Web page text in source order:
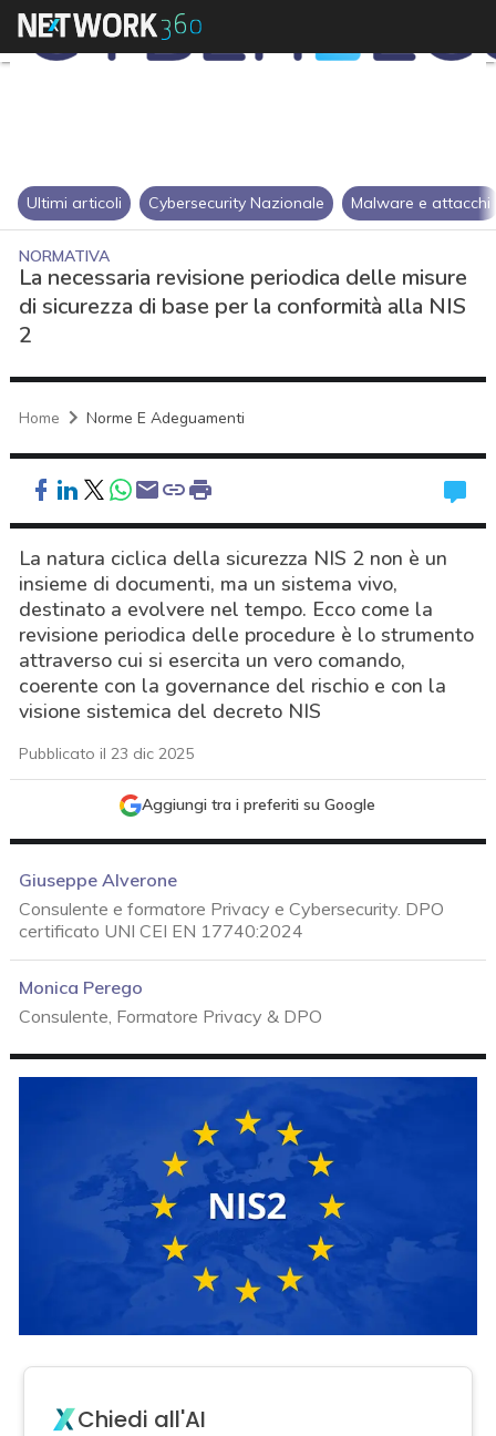
Ultimi articoli Cybersecurity Nazionale Malware e attacchi
NORMATIVA
La necessaria revisione periodica delle misure
di sicurezza di base per la conformità alla NIS
2
Home Norme E Adeguamenti
La natura ciclica della sicurezza NIS 2 non è un
insieme di documenti, ma un sistema vivo,
destinato a evolvere nel tempo. Ecco come la
revisione periodica delle procedure è lo strumento
attraverso cui si esercita un vero comando,
coerente con la governance del rischio e con la
visione sistemica del decreto NIS
Pubblicato il 23 dic 2025
Aggiungi tra i preferiti su Google
Giuseppe Alverone
Consulente e formatore Privacy e Cybersecurity. DPO
certificato UNI CEI EN 17740:2024
Monica Perego
Consulente, Formatore Privacy & DPO
Chiedi all'AI